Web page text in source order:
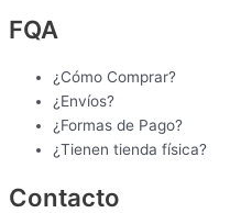
FQA
¿Cómo Comprar?
¿Envíos?
¿Formas de Pago?
¿Tienen tienda física?
Contacto